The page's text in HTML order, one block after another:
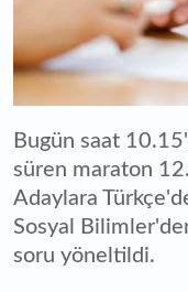
Bugün saat
süren maraton
Adaylara
Sosyal
soru yöneltildi.